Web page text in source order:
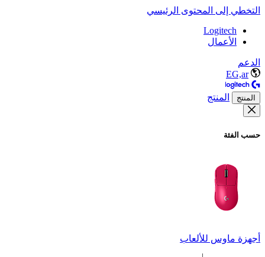
التخطي إلى المحتوى الرئيسي
Logitech
الأعمال
الدعم
EG,ar
المنتج المنتج
حسب الفئة
أجهزة ماوس للألعاب